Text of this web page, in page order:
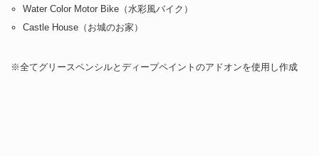
Water Color Motor Bike（水彩風バイク）
Castle House（お城のお家）
※全てグリースペンシルとディープペイントのアドオンを使用し作成